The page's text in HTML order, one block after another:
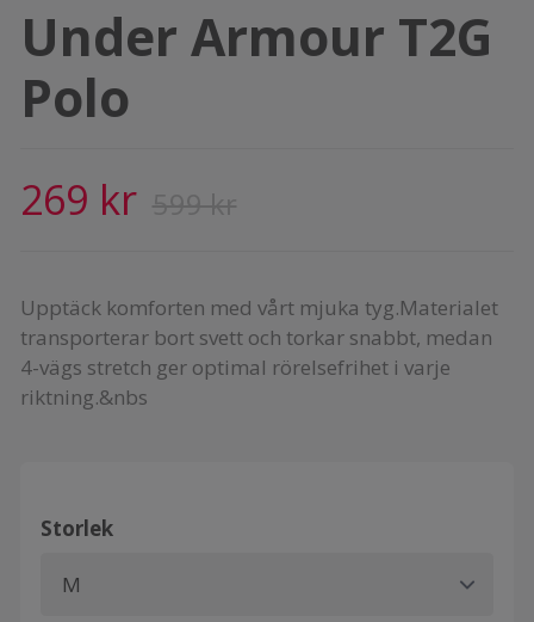
Under Armour T2G
Polo
269 kr
Upptäck komforten med vårt mjuka tyg.Materialet
transporterar bort svett och torkar snabbt, medan
4-vägs stretch ger optimal rörelsefrihet i varje
riktning.&nbs
Storlek